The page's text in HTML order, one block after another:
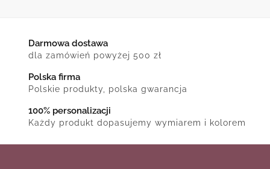
Darmowa dostawa
dla zamówień powyżej 500 zł
Polska firma
Polskie produkty, polska gwarancja
100% personalizacji
Każdy produkt dopasujemy wymiarem i kolorem